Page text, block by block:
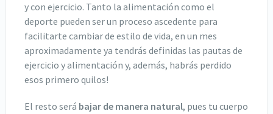
y con ejercicio. Tanto la alimentación como el
deporte pueden ser un proceso ascedente para
facilitarte cambiar de estilo de vida, en un mes
aproximadamente ya tendrás definidas las pautas de
ejercicio y alimentación y, además, habrás perdido
esos primero quilos!
El resto será bajar de manera natural, pues tu cuerpo